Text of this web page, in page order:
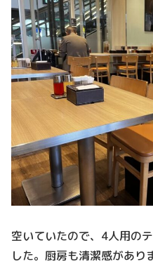
空いていたので、4人用の
した。厨房も清潔感があり